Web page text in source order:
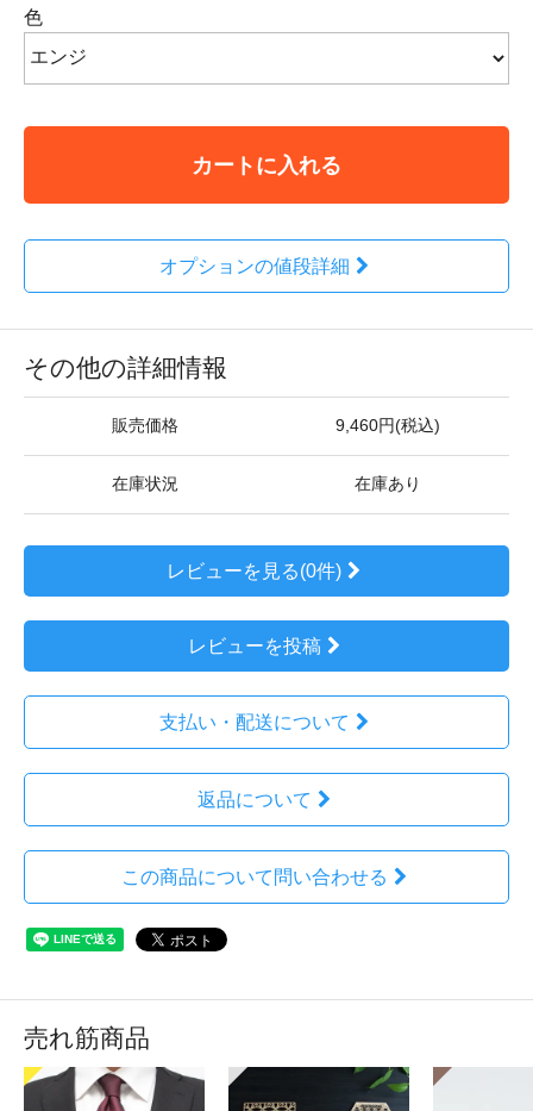
色
カートに入れる
オプションの値段詳細
その他の詳細情報
販売価格 9,460円(税込)
在庫状況 在庫あり
レビューを見る(0件)
レビューを投稿
支払い・配送について
返品について
この商品について問い合わせる
売れ筋商品